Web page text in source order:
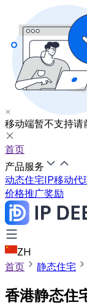
移动端暂不支持请
首页
产品服务
动态住宅IP移动代
价格推广奖励
ZH
首页
静态住宅
香港静态住